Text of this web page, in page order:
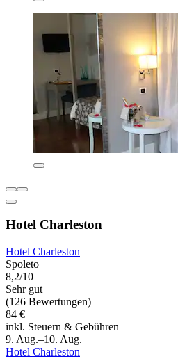
Hotel Charleston
Hotel Charleston
Spoleto
8,2/10
Sehr gut
(126 Bewertungen)
84 €
inkl. Steuern & Gebühren
9. Aug.–10. Aug.
Hotel Charleston